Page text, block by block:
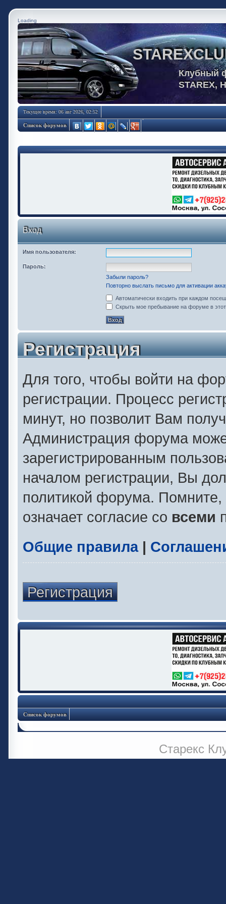
Loading
Клубный
STAREX,
Текущее время: 06 авг 2026, 02:52
Список форумов
Вход
Имя пользователя:
Пароль:
Забыли пароль?
Повторно выслать письмо для активации
Автоматически входить при каждом
Скрыть мое пребывание на форуме в
Регистрация
Для того, чтобы войти на
регистрации. Процесс
минут, но позволит Вам
Администрация форума
зарегистрированным
началом регистрации, Вы
политикой форума.
означает согласие со всеми
Общие правила|
Регистрация
Список форумов
Старекс